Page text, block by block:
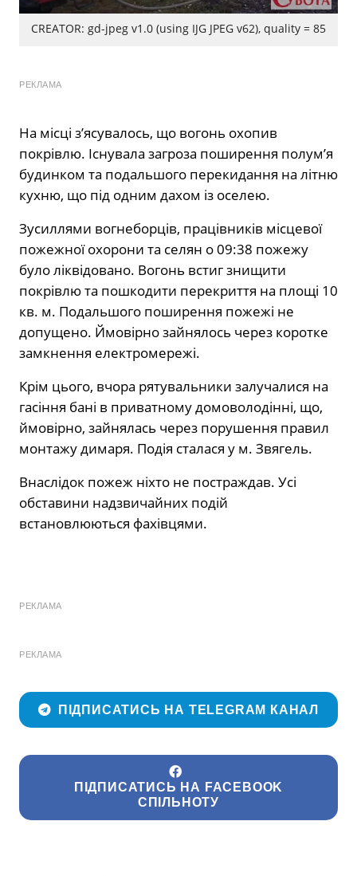
CREATOR: gd-jpeg v1.0 (using IJG JPEG v62), quality = 85
РЕКЛАМА
На місці з’ясувалось, що вогонь охопив
покрівлю. Існувала загроза поширення полум’я
будинком та подальшого перекидання на літню
кухню, що під одним дахом із оселею.
Зусиллями вогнеборців, працівників місцевої
пожежної охорони та селян о 09:38 пожежу
було ліквідовано. Вогонь встиг знищити
покрівлю та пошкодити перекриття на площі 10
кв. м. Подальшого поширення пожежі не
допущено. Ймовірно зайнялось через коротке
замкнення електромережі.
Крім цього, вчора рятувальники залучалися на
гасіння бані в приватному домоволодінні, що,
ймовірно, зайнялась через порушення правил
монтажу димаря. Подія сталася у м. Звягель.
Внаслідок пожеж ніхто не постраждав. Усі
обставини надзвичайних подій
встановлюються фахівцями.
РЕКЛАМА
РЕКЛАМА
ПІДПИСАТИСЬ НА TELEGRAM КАНАЛ
ПІДПИСАТИСЬ НА FACEBOOK
СПІЛЬНОТУ